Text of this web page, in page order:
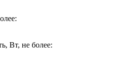
Вт, не более: